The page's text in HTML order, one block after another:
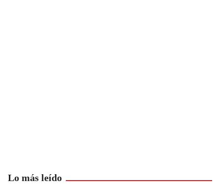
Lo más leído